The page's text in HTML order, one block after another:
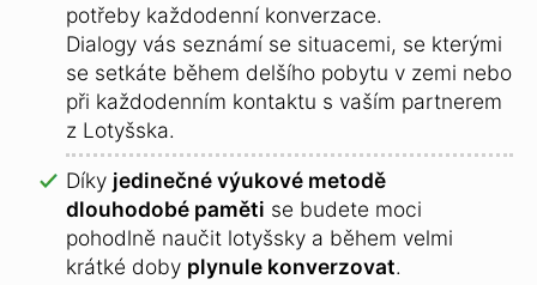
potřeby každodenní konverzace.
Dialogy vás seznámí se situacemi, se kterými
se setkáte během delšího pobytu v zemi nebo
při každodenním kontaktu s vaším partnerem
z Lotyšska.
Díky jedinečné výukové metodě
dlouhodobé paměti se budete moci
pohodlně naučit lotyšsky a během velmi
krátké doby plynule konverzovat.